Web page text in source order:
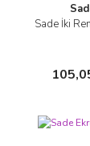
Sade İki